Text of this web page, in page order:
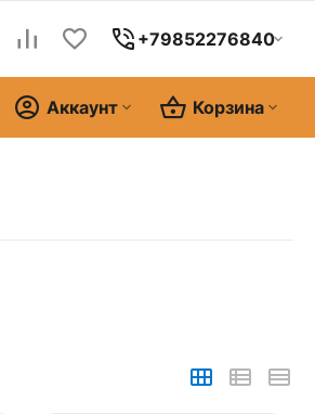
+79852276840
Корзина
Аккаунт